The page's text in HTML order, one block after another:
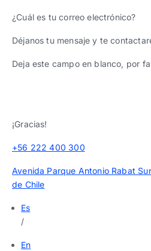
¿Cuál es tu correo electrónico?
Déjanos tu mensaje y te
Deja este campo en blanco, por
¡Gracias!
+56 222 400 300
Avenida Parque Antonio Rabat
de Chile
Es
/
En